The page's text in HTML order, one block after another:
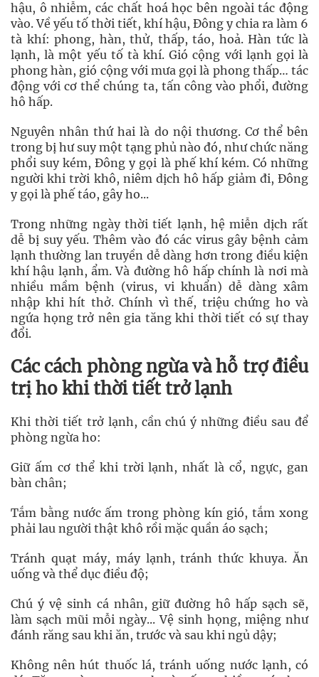
hậu, ô nhiễm, các chất hoá học bên ngoài tác động
vào. Về yếu tố thời tiết, khí hậu, Đông y chia ra làm 6
tà khí: phong, hàn, thử, thấp, táo, hoả. Hàn tức là
lạnh, là một yếu tố tà khí. Gió cộng với lạnh gọi là
phong hàn, gió cộng với mưa gọi là phong thấp… tác
động với cơ thể chúng ta, tấn công vào phổi, đường
hô hấp.
Nguyên nhân thứ hai là do nội thương. Cơ thể bên
trong bị hư suy một tạng phủ nào đó, như chức năng
phổi suy kém, Đông y gọi là phế khí kém. Có những
người khi trời khô, niêm dịch hô hấp giảm đi, Đông
y gọi là phế táo, gây ho...
Trong những ngày thời tiết lạnh, hệ miễn dịch rất
dễ bị suy yếu. Thêm vào đó các virus gây bệnh cảm
lạnh thường lan truyền dễ dàng hơn trong điều kiện
khí hậu lạnh, ẩm. Và đường hô hấp chính là nơi mà
nhiều mầm bệnh (virus, vi khuẩn) dễ dàng xâm
nhập khi hít thở. Chính vì thế, triệu chứng ho và
ngứa họng trở nên gia tăng khi thời tiết có sự thay
đổi.
Các cách phòng ngừa và hỗ trợ điều
trị ho khi thời tiết trở lạnh
Khi thời tiết trở lạnh, cần chú ý những điều sau để
phòng ngừa ho:
Giữ ấm cơ thể khi trời lạnh, nhất là cổ, ngực, gan
bàn chân;
Tắm bằng nước ấm trong phòng kín gió, tắm xong
phải lau người thật khô rồi mặc quần áo sạch;
Tránh quạt máy, máy lạnh, tránh thức khuya. Ăn
uống và thể dục điều độ;
Chú ý vệ sinh cá nhân, giữ đường hô hấp sạch sẽ,
làm sạch mũi mỗi ngày... Vệ sinh họng, miệng như
đánh răng sau khi ăn, trước và sau khi ngủ dậy;
Không nên hút thuốc lá, tránh uống nước lạnh, có